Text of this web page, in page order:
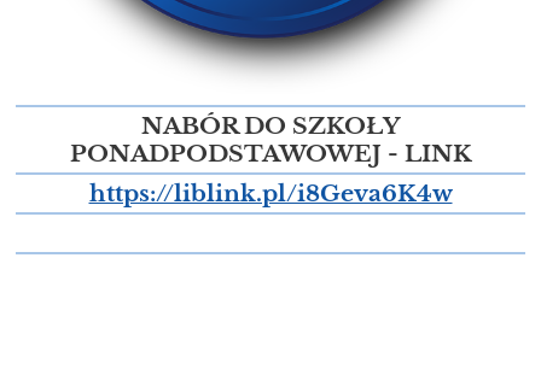
NABÓR DO SZKOŁY
PONADPODSTAWOWEJ - LINK
https://liblink.pl/i8Geva6K4w